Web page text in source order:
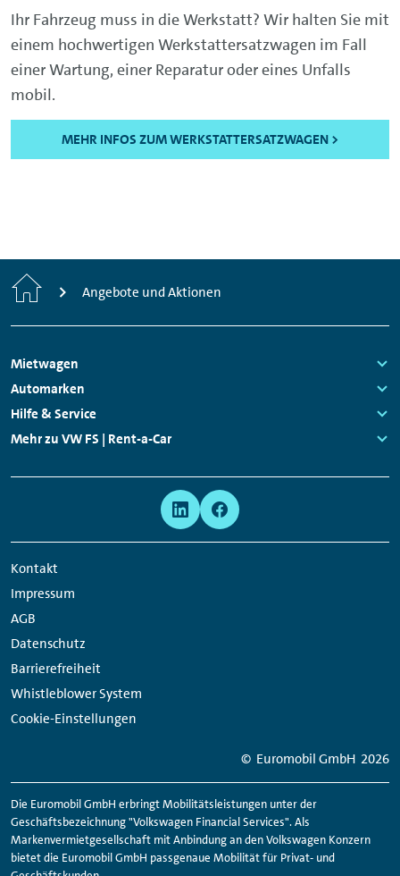
Ihr Fahrzeug muss in die Werkstatt? Wir halten Sie mit
einem hochwertigen Werkstattersatzwagen im Fall
einer Wartung, einer Reparatur oder eines Unfalls
mobil.
MEHR INFOS ZUM WERKSTATTERSATZWAGEN >
Start Angebote und Aktionen
Footer
Navigation
Mietwagen
Links:
Automarken
Links:
Hilfe & Service
Links:
Mehr zu VW FS | Rent-a-Car
Kontakt
Impressum
AGB
Datenschutz
Barrierefreiheit
Whistleblower System
Cookie-Einstellungen
Network
Links
© Euromobil GmbH 2026
Die Euromobil GmbH erbringt Mobilitätsleistungen unter der
Geschäftsbezeichnung "Volkswagen Financial Services". Als
Markenvermietgesellschaft mit Anbindung an den Volkswagen Konzern
bietet die Euromobil GmbH passgenaue Mobilität für Privat- und